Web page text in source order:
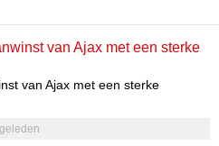
van Ajax met een sterke
van Ajax met een sterke
Ajax